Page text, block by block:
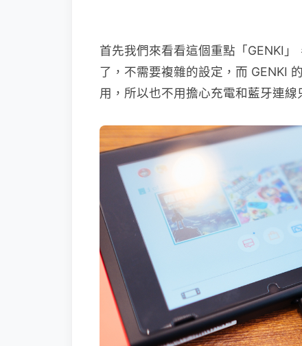
首先我們來看看這個重點「GENKI
了，不需要複雜的設定，而 GENKI
用，所以也不用擔心充電和藍牙連線